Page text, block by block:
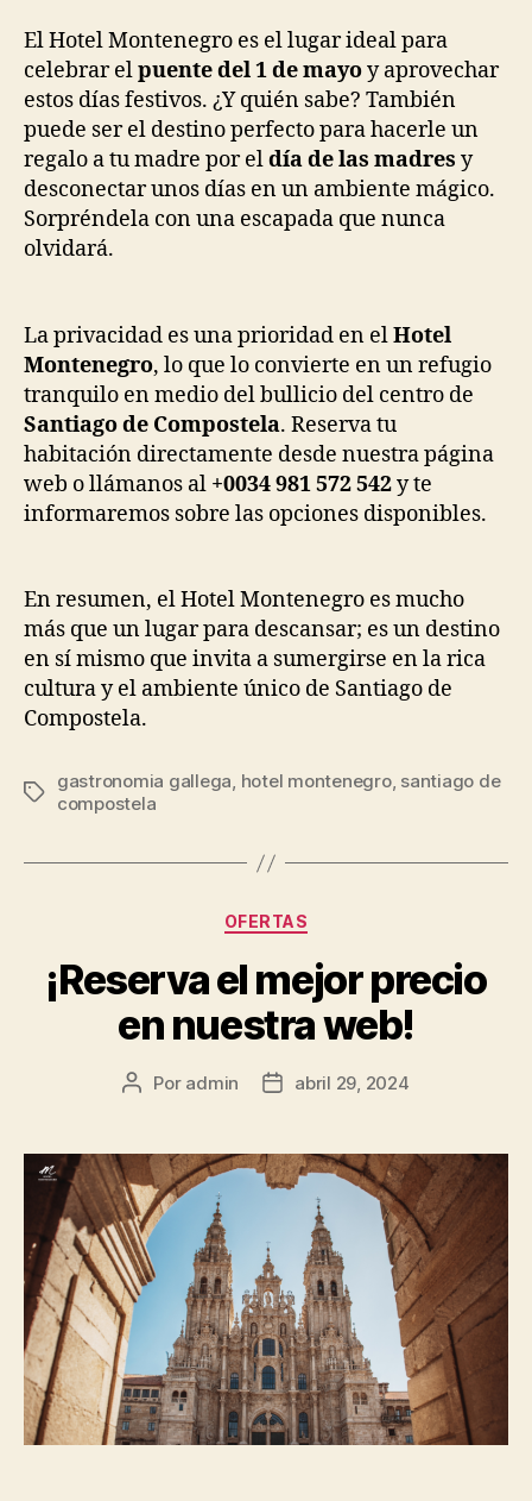
El Hotel Montenegro es el lugar ideal para
celebrar elpuente del 1 de mayoy aprovechar
estos días festivos. ¿Y quién sabe? También
puede ser el destino perfecto para hacerle un
regalo a tu madre por eldía de las madres y
desconectar unos días en un ambiente mágico.
Sorpréndela con una escapada que nunca
olvidará.
La privacidad es una prioridad en elHotel
Montenegro, lo que lo convierte en un refugio
tranquilo en medio del bullicio del centro de
Santiago de Compostela. Reserva tu
habitación directamente desde nuestra página
web o llámanos al +0034 981 572 542y te
informaremos sobre las opciones disponibles.
En resumen, el Hotel Montenegro es mucho
más que un lugar para descansar; es un destino
en sí mismo que invita a sumergirse en la rica
cultura y el ambiente único de Santiago de
Compostela.
Etiquetas
gastronomia gallega, hotel montenegro, santiago de
compostela
Categorías
OFERTAS
¡Reserva el mejor precio
en nuestra web!
Autor
entrada
Por admin
Fecha
entrada
abril 29, 2024